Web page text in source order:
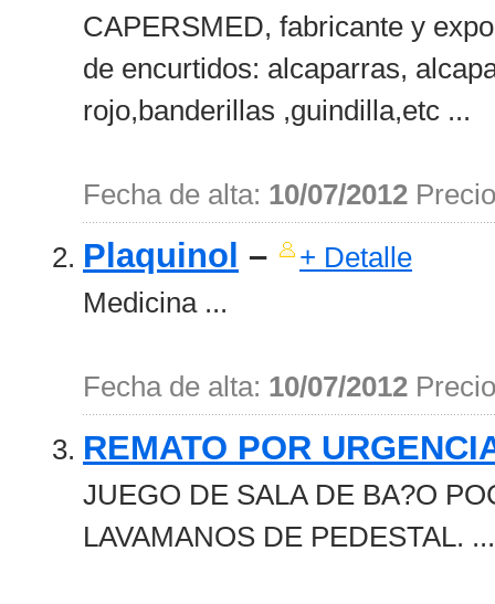
CAPERSMED, fabricante y
de encurtidos: alcaparras,
rojo,banderillas ,guindilla,etc ...
Fecha de alta: 10/07/2012
Plaquinol – + Detalle
Medicina ...
Fecha de alta: 10/07/2012
REMATO POR
JUEGO DE SALA DE BA?O
LAVAMANOS DE PEDESTAL. ...